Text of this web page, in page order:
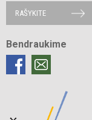
RAŠYKITE
Bendraukime